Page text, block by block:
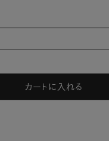
カートに入れる